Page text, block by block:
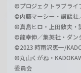
©プロジェクトラブライ
©内藤マーシー・講談社
©真島ヒロ・上田敦夫・
©龍幸伸／集英社・ダン
©2023 時雨沢恵一/
©丸山くがね・
委員会